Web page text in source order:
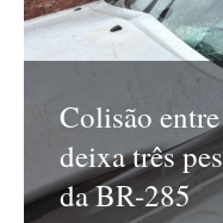
Colisão
deixa três
da BR-285